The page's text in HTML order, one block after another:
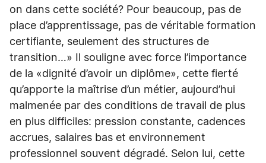
on dans cette société? Pour beaucoup, pas de
place d’apprentissage, pas de véritable formation
certifiante, seulement des structures de
transition…» Il souligne avec force l’importance
de la «dignité d’avoir un diplôme», cette fierté
qu’apporte la maîtrise d’un métier, aujourd’hui
malmenée par des conditions de travail de plus
en plus difficiles: pression constante, cadences
accrues, salaires bas et environnement
professionnel souvent dégradé. Selon lui, cette